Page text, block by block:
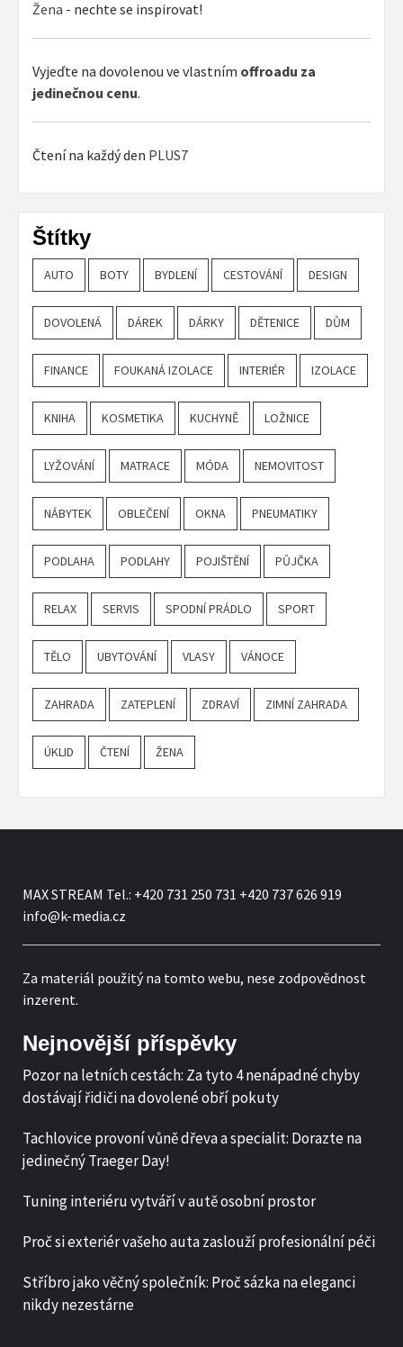
Žena - nechte se inspirovat!
Vyjeďte na dovolenou ve vlastním offroadu za
jedinečnou cenu.
Čtení na každý den PLUS7
Štítky
AUTO BOTY BYDLENÍ CESTOVÁNÍ DESIGN
DOVOLENÁ DÁREK DÁRKY DĚTENICE DŮM
FINANCE FOUKANÁ IZOLACE INTERIÉR IZOLACE
KNIHA KOSMETIKA KUCHYNĚ LOŽNICE
LYŽOVÁNÍ MATRACE MÓDA NEMOVITOST
NÁBYTEK OBLEČENÍ OKNA PNEUMATIKY
PODLAHA PODLAHY POJIŠTĚNÍ PŮJČKA
RELAX SERVIS SPODNÍ PRÁDLO SPORT
TĚLO UBYTOVÁNÍ VLASY VÁNOCE
ZAHRADA ZATEPLENÍ ZDRAVÍ ZIMNÍ ZAHRADA
ÚKLID ČTENÍ ŽENA
MAX STREAM Tel.: +420 731 250 731 +420 737 626 919
info@k-media.cz
Za materiál použitý na tomto webu, nese zodpovědnost
inzerent.
Nejnovější příspěvky
Pozor na letních cestách: Za tyto 4 nenápadné chyby
dostávají řidiči na dovolené obří pokuty
Tachlovice provoní vůně dřeva a specialit: Dorazte na
jedinečný Traeger Day!
Tuning interiéru vytváří v autě osobní prostor
Proč si exteriér vašeho auta zaslouží profesionální péči
Stříbro jako věčný společník: Proč sázka na eleganci
nikdy nezestárne